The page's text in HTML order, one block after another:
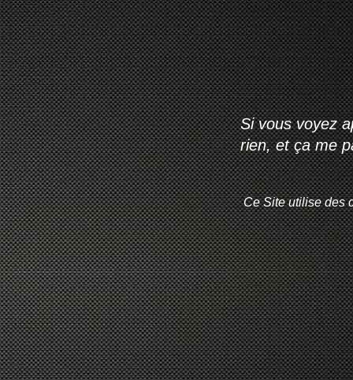
Si vous voyez
rien, et ça me
Ce Site utilise des